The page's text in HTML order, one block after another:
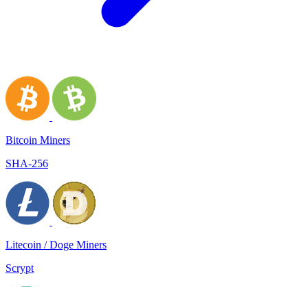
Bitcoin Miners
SHA-256
Litecoin / Doge Miners
Scrypt